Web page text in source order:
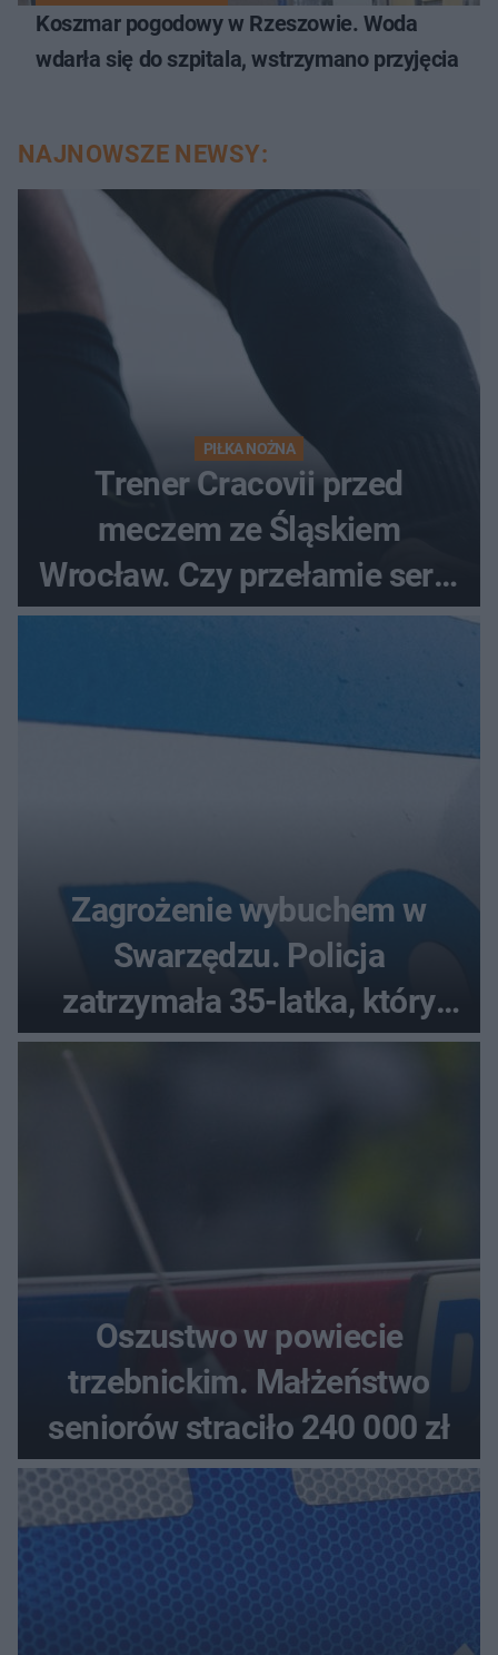
Koszmar pogodowy w Rzeszowie. Woda
wdarła się do szpitala, wstrzymano przyjęcia
NAJNOWSZE NEWSY:
PIŁKA NOŻNA
Trener Cracovii przed
meczem ze Śląskiem
Wrocław. Czy przełamie serię
bez wygranej?
Zagrożenie wybuchem w
Swarzędzu. Policja
zatrzymała 35-latka, który
zgłosił ładunek w swoim
Oszustwo w powiecie
trzebnickim. Małżeństwo
seniorów straciło 240 000 zł